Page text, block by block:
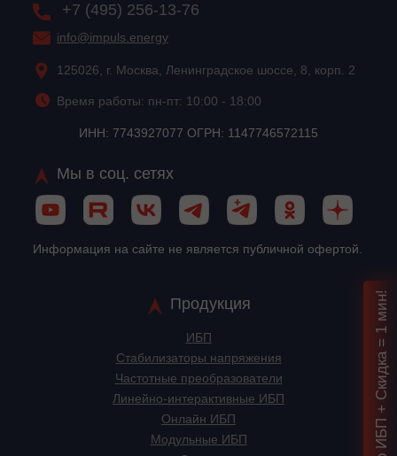
+7 (495) 256-13-76
info@impuls.energy
125026, г. Москва, Ленинградское шоссе, 8, корп. 2
Время работы: пн-пт: 10:00 - 18:00
ИНН: 7743927077 ОГРН: 1147746572115
Мы в соц. сетях
Информация на сайте не является публичной офертой.
Продукция
ИБП
Стабилизаторы напряжения
Частотные преобразователи
Линейно-интерактивные ИБП
Онлайн ИБП
Модульные ИБП
Подбор ИБП + Скидка = 1 мин!